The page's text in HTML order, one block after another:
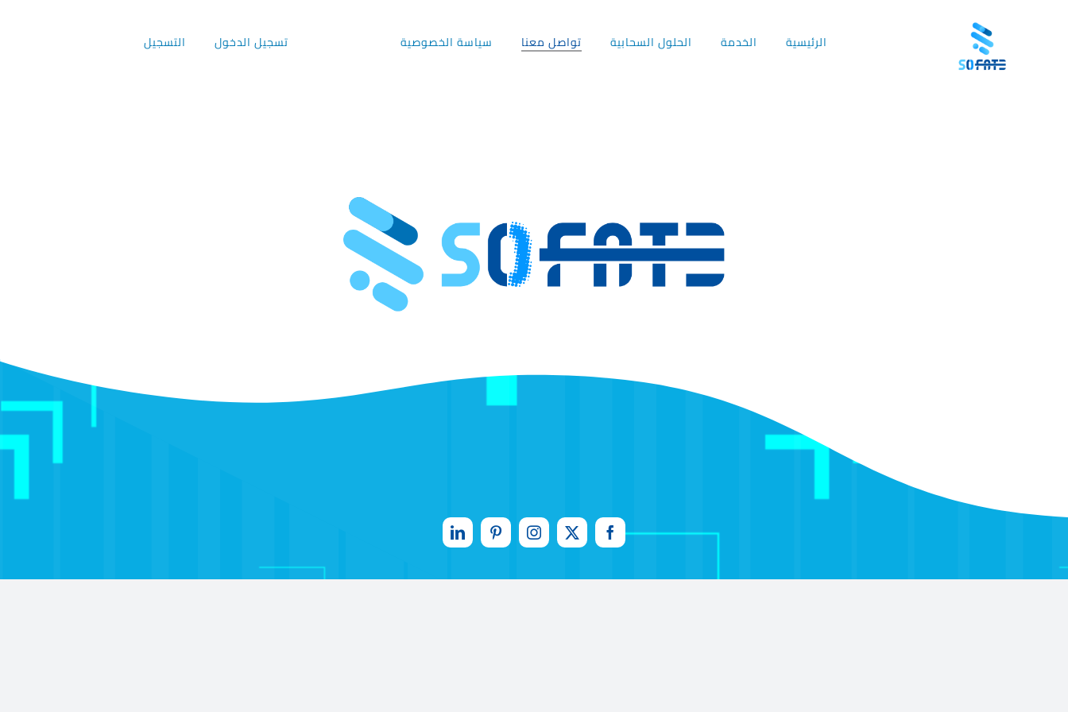
الرئيسية الخدمة الحلول السحابية تواصل معنا سياسة الخصوصية تسجيل الدخول التسجيل